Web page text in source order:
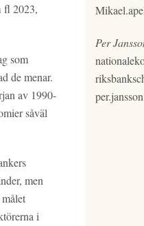
fl 2023,
som
de menar.
av 1990-
såväl
men
i
Per